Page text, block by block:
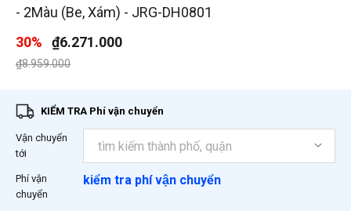
- 2Màu (Be, Xám) - JRG-DH0801
30%
₫6.271.000
Giá giảm xuống từ
₫8.959.000đến
KIỂM TRA Phí vận chuyển
Vận chuyển
tới
Phí vận
chuyển
kiểm tra phí vận chuyển